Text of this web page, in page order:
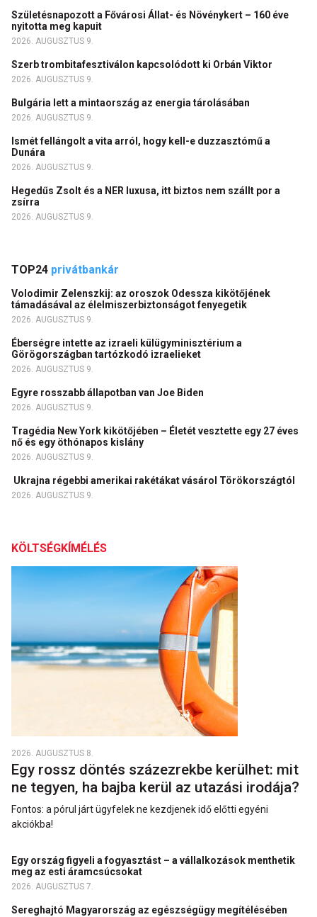
Születésnapozott a Fővárosi Állat- és Növénykert – 160 éve
nyitotta meg kapuit
2026. AUGUSZTUS 9.
Szerb trombitafesztiválon kapcsolódott ki Orbán Viktor
2026. AUGUSZTUS 9.
Bulgária lett a mintaország az energia tárolásában
2026. AUGUSZTUS 9.
Ismét fellángolt a vita arról, hogy kell-e duzzasztómű a
Dunára
2026. AUGUSZTUS 9.
Hegedűs Zsolt és a NER luxusa, itt biztos nem szállt por a
zsírra
2026. AUGUSZTUS 9.
TOP24 privátbankár
Volodimir Zelenszkij: az oroszok Odessza kikötőjének
támadásával az élelmiszerbiztonságot fenyegetik
2026. AUGUSZTUS 9.
Éberségre intette az izraeli külügyminisztérium a
Görögországban tartózkodó izraelieket
2026. AUGUSZTUS 9.
Egyre rosszabb állapotban van Joe Biden
2026. AUGUSZTUS 9.
Tragédia New York kikötőjében – Életét vesztette egy 27 éves
nő és egy öthónapos kislány
2026. AUGUSZTUS 9.
Ukrajna régebbi amerikai rakétákat vásárol Törökországtól
2026. AUGUSZTUS 9.
KÖLTSÉGKÍMÉLÉS
2026. AUGUSZTUS 8.
Egy rossz döntés százezrekbe kerülhet: mit
ne tegyen, ha bajba kerül az utazási irodája?
Fontos: a pórul járt ügyfelek ne kezdjenek idő előtti egyéni
akciókba!
Egy ország figyeli a fogyasztást – a vállalkozások menthetik
meg az esti áramcsúcsokat
2026. AUGUSZTUS 7.
Sereghajtó Magyarország az egészségügy megítélésében